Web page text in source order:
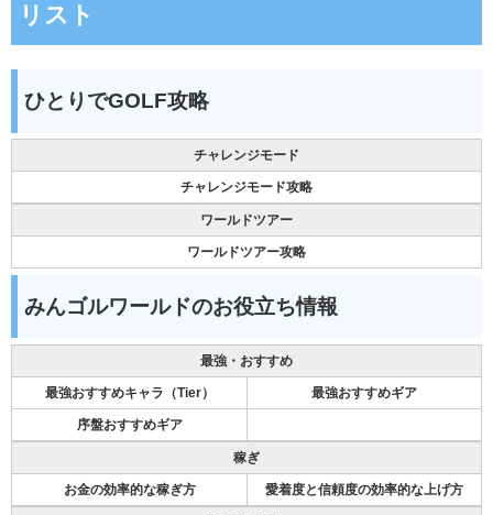
リスト
ひとりでGOLF攻略
チャレンジモード
チャレンジモード攻略
ワールドツアー
ワールドツアー攻略
みんゴルワールドのお役立ち情報
最強・おすすめ
最強おすすめキャラ（Tier） 最強おすすめギア
序盤おすすめギア
稼ぎ
お金の効率的な稼ぎ方 愛着度と信頼度の効率的な上げ方